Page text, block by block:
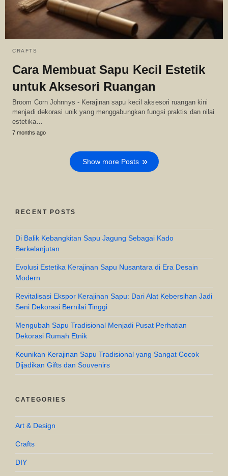
CRAFTS
Cara Membuat Sapu Kecil Estetik
untuk Aksesori Ruangan
Broom Corn Johnnys - Kerajinan sapu kecil aksesori ruangan kini
menjadi dekorasi unik yang menggabungkan fungsi praktis dan nilai
estetika…
7 months ago
Show more Posts
RECENT POSTS
Di Balik Kebangkitan Sapu Jagung Sebagai Kado
Berkelanjutan
Evolusi Estetika Kerajinan Sapu Nusantara di Era Desain
Modern
Revitalisasi Ekspor Kerajinan Sapu: Dari Alat Kebersihan Jadi
Seni Dekorasi Bernilai Tinggi
Mengubah Sapu Tradisional Menjadi Pusat Perhatian
Dekorasi Rumah Etnik
Keunikan Kerajinan Sapu Tradisional yang Sangat Cocok
Dijadikan Gifts dan Souvenirs
CATEGORIES
Art & Design
Crafts
DIY